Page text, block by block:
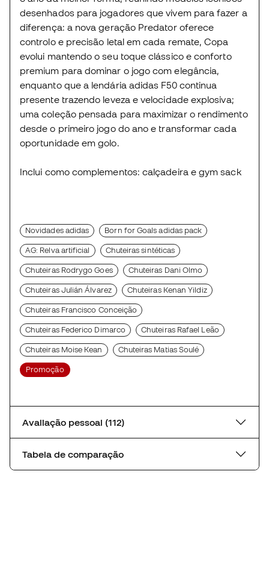
desenhados para jogadores que vivem para fazer a
diferença: a nova geração Predator oferece
controlo e precisão letal em cada remate, Copa
evolui mantendo o seu toque clássico e conforto
premium para dominar o jogo com elegância,
enquanto que a lendária adidas F50 continua
presente trazendo leveza e velocidade explosiva;
uma coleção pensada para maximizar o rendimento
desde o primeiro jogo do ano e transformar cada
oportunidade em golo.
Inclui como complementos: calçadeira e gym sack
Novidades adidas Born for Goals adidas pack
AG: Relva artificial Chuteiras sintéticas
Chuteiras Rodrygo Goes Chuteiras Dani Olmo
Chuteiras Julián Álvarez Chuteiras Kenan Yildiz
Chuteiras Francisco Conceição
Chuteiras Federico Dimarco Chuteiras Rafael Leão
Chuteiras Moise Kean Chuteiras Matias Soulé
Promoção
Avaliação pessoal (112)
Tabela de comparação